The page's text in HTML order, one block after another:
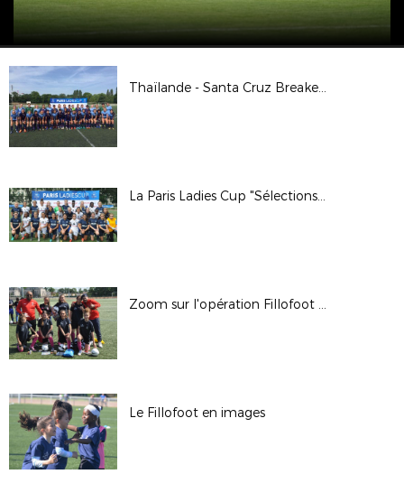
Thaïlande - Santa Cruz Breakers en images
La Paris Ladies Cup "Sélections" en images
Zoom sur l'opération Fillofoot 2/2
Le Fillofoot en images